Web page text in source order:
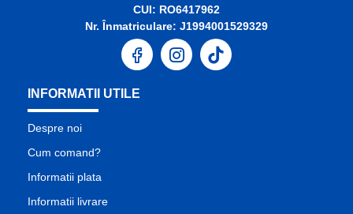
CUI: RO6417962
Nr. Înmatriculare: J1994001529329
INFORMATII UTILE
Despre noi
Cum comand?
Informatii plata
Informatii livrare